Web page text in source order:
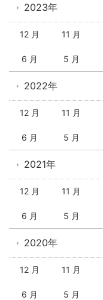
2023年
12 月 11 月
6 月 5 月
2022年
12 月 11 月
6 月 5 月
2021年
12 月 11 月
6 月 5 月
2020年
12 月 11 月
6 月 5 月